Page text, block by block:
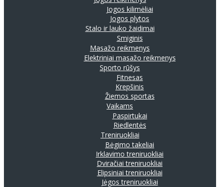
Jogos kilimėliai
Jogos plytos
Stalo ir lauko žaidimai
Smiginis
Masažo reikmenys
Elektriniai masažo reikmenys
Sporto rūšys
Fitnesas
Krepšinis
Žiemos sportas
Vaikams
Paspirtukai
Riedlentės
Treniruokliai
Bėgimo takeliai
Irklavimo treniruokliai
Dviračiai treniruokliai
Elipsiniai treniruokliai
Jėgos treniruokliai